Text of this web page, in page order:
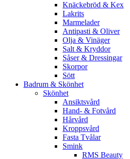
Knäckebröd & Kex
Lakrits
Marmelader
Antipasti & Oliver
Olja & Vinäger
Salt & Kryddor
Såser & Dressingar
Skorpor
Sött
Badrum & Skönhet
Skönhet
Ansiktsvård
Hand- & Fotvård
Hårvård
Kroppsvård
Fasta Tvålar
Smink
RMS Beauty